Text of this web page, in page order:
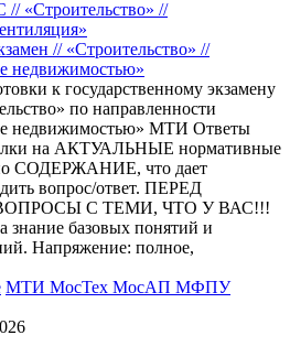
// «Строительство» //
недвижимостью»
к государственному экзамену
по направленности
недвижимостью» МТИ Ответы
на АКТУАЛЬНЫЕ нормативные
СОДЕРЖАНИЕ, что дает
вопрос/ответ. ПЕРЕД
С ТЕМИ, ЧТО У ВАС!!!
знание базовых понятий и
Напряжение: полное,
МТИ МосТех МосАП МФПУ